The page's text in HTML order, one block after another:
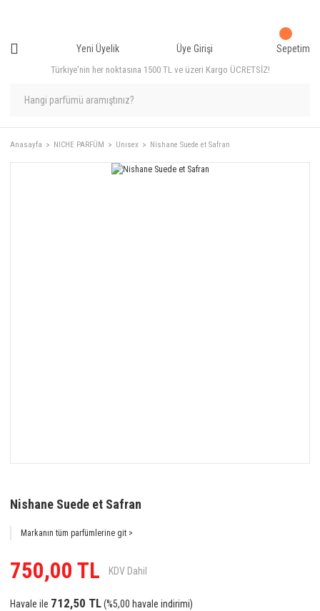
Türkiye'nin her noktasına 1500 TL ve üzeri Kargo ÜCRETSİZ!
Yeni Üyelik Üye Girişi Sepetim
Anasayfa NICHE PARFÜM Unısex Nishane Suede et Safran
Nishane Suede et Safran
Markanın tüm parfümlerine git >
750,00 TL KDV Dahil
Havale ile 712,50 TL(%5,00 havale indirimi)